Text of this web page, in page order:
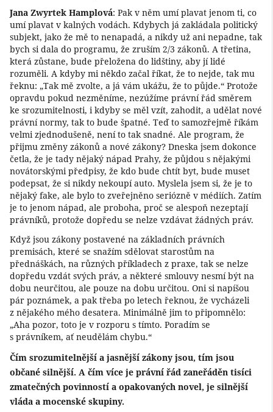
Jana Zwyrtek Hamplová: Pak v něm umí plavat jenom ti, co
umí plavat v kalných vodách. Kdybych já zakládala politický
subjekt, jako že mě to nenapadá, a nikdy už ani nepadne, tak
bych si dala do programu, že zruším 2/3 zákonů. A třetina,
která zůstane, bude přeložena do lidštiny, aby jí lidé
rozuměli. A kdyby mi někdo začal říkat, že to nejde, tak mu
řeknu: „Tak mě zvolte, a já vám ukážu, že to půjde.“ Protože
opravdu pokud nezměníme, nezúžíme právní řád směrem
ke srozumitelnosti, i kdyby se měl vzít, zahodit, a udělat nové
právní normy, tak to bude špatné. Teď to samozřejmě říkám
velmi zjednodušeně, není to tak snadné. Ale program, že
přijmu změny zákonů a nové zákony? Dneska jsem dokonce
četla, že je tady nějaký nápad Prahy, že půjdou s nějakými
novátorskými předpisy, že kdo bude chtít byt, bude muset
podepsat, že si nikdy nekoupí auto. Myslela jsem si, že je to
nějaký fake, ale bylo to zveřejněno seriózně v médiích. Zatím
je to jenom nápad, ale proboha, proč se alespoň nezeptají
právníků, protože dopředu se nelze vzdávat žádných práv.
Když jsou zákony postavené na základních právních
premisách, které se snažím sdělovat starostům na
přednáškách, na různých příkladech z praxe, tak se nelze
dopředu vzdát svých práv, a některé smlouvy nesmí být na
dobu neurčitou, ale pouze na dobu určitou. Oni si napíšou
pár poznámek, a pak třeba po letech řeknou, že vycházeli
z nějakého mého desatera. Minimálně jim to připomnělo:
„Aha pozor, toto je v rozporu s tímto. Poradím se
s právníkem, ať neudělám chybu.“
Čím srozumitelnější a jasnější zákony jsou, tím jsou
občané silnější. A čím více je právní řád zaneřáděn tisíci
zmatečných povinností a opakovaných novel, je silnější
vláda a mocenské skupiny.